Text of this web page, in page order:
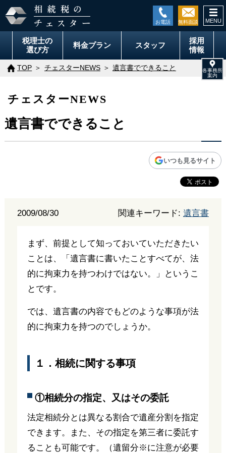
税理士の
選び方
料金プラン スタッフ
採用
情報
TOP チェスターNEWS 遺言書でできること
チェスターNEWS
遺言書でできること
いつも見るサイト
2009/08/30 関連キーワード:遺言書
まず、前提として知っておいていただきたい
ことは、「遺言書に書いたことすべてが、法
的に拘束力を持つわけではない。」というこ
とです。
では、遺言書の内容でもどのような事項が法
的に拘束力を持つのでしょうか。
１．相続に関する事項
①相続分の指定、又はその委託
法定相続分とは異なる割合で遺産分割を指定
できます。また、その指定を第三者に委託す
ることも可能です。（遺留分※に注意が必要